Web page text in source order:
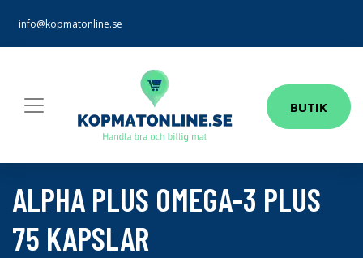
info@kopmatonline.se
BUTIK
ALPHA PLUS OMEGA-3 PLUS
75 KAPSLAR